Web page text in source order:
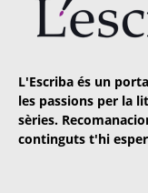
L'Escriba és un
les passions per la
sèries.
continguts t'hi